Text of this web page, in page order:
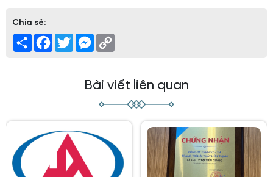
Chia sẻ:
ShareFacebook
TwitterMessenger
Bài viết liên quan